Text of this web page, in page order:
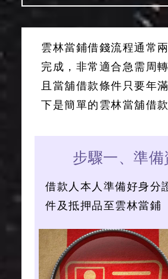
雲林當鋪借錢流程通常
完成，非常適合急需周
且當舖借款條件只要年
下是簡單的雲林當舖借款
步驟一、準備
借款人本人準備好身分
件及抵押品至雲林當鋪